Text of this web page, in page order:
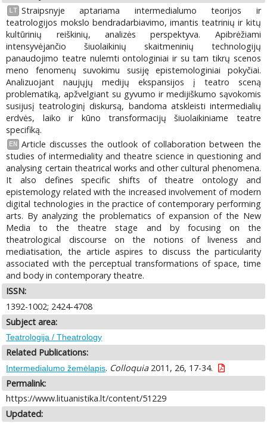
LT Straipsnyje aptariama intermedialumo teorijos ir
teatrologijos mokslo bendradarbiavimo, imantis teatrinių ir kitų
kultūrinių reiškinių, analizės perspektyva. Apibrėžiami
intensyvėjančio šiuolaikinių skaitmeninių technologijų
panaudojimo teatre nulemti ontologiniai ir su tam tikrų scenos
meno fenomenų suvokimu susiję epistemologiniai pokyčiai.
Analizuojant naujųjų medijų ekspansijos į teatro sceną
problematiką, apžvelgiant su gyvumo ir medijiškumo sąvokomis
susijusį teatrologinį diskursą, bandoma atskleisti intermedialių
erdvės, laiko ir kūno transformacijų šiuolaikiniame teatre
specifiką.
EN
Article discusses the outlook of collaboration between the
studies of intermediality and theatre science in questioning and
analysing certain theatrical works and other cultural phenomena.
It also defines specific shifts of theatre ontology and
epistemology related with the increased involvement of modern
digital technologies in the practice of contemporary performing
arts. By analyzing the problematics of expansion of the New
Media to the theatre stage and by focusing on the
theatrological discourse on the notions of liveness and
mediatisation, the article aspires to discuss the particularity
associated with the perceptual transformations of space, time
and body in contemporary theatre.
ISSN:
1392-1002; 2424-4708
Subject area:
Teatrologija / Theatrology
Related Publications:
Intermedialumo žemėlapis. Colloquia2011, 26, 17-34.
Permalink:
https://www.lituanistika.lt/content/51229
Updated: